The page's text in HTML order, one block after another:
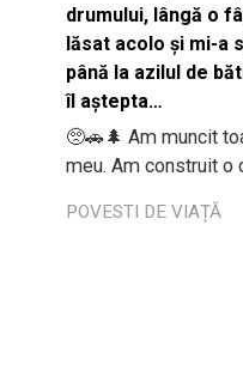
drumului, lângă o
lăsat acolo și mi-a
până la azilul de
îl aștepta…
🥺🚗🌲 Am muncit
meu. Am construit o
POVESTI DE VIAȚĂ